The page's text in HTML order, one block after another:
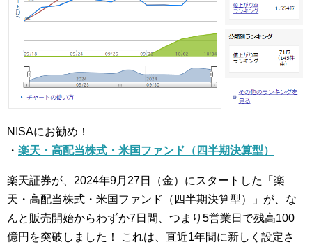
NISAにお勧め！
・ 楽天・高配当株式・米国ファンド（四半期決算型）
楽天証券が、2024年9月27日（金）にスタートした「楽
天・高配当株式・米国ファンド（四半期決算型）」が、な
んと販売開始からわずか7日間、つまり5営業日で残高100
億円を突破しました！ これは、直近1年間に新しく設定さ